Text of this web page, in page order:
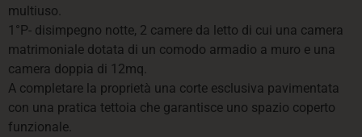
multiuso.
1°P- disimpegno notte, 2 camere da letto di cui una camera
matrimoniale dotata di un comodo armadio a muro e una
camera doppia di 12mq.
A completare la proprietà una corte esclusiva pavimentata
con una pratica tettoia che garantisce uno spazio coperto
funzionale.